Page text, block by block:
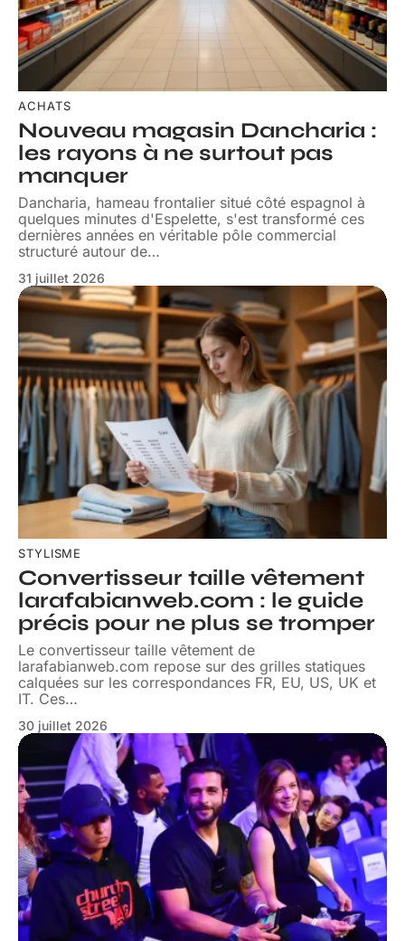
ACHATS
Nouveau magasin Dancharia :
les rayons à ne surtout pas
manquer
Dancharia, hameau frontalier situé côté espagnol à
quelques minutes d'Espelette, s'est transformé ces
dernières années en véritable pôle commercial
structuré autour de…
31 juillet 2026
STYLISME
Convertisseur taille vêtement
larafabianweb.com : le guide
précis pour ne plus se tromper
Le convertisseur taille vêtement de
larafabianweb.com repose sur des grilles statiques
calquées sur les correspondances FR, EU, US, UK et
IT. Ces…
30 juillet 2026